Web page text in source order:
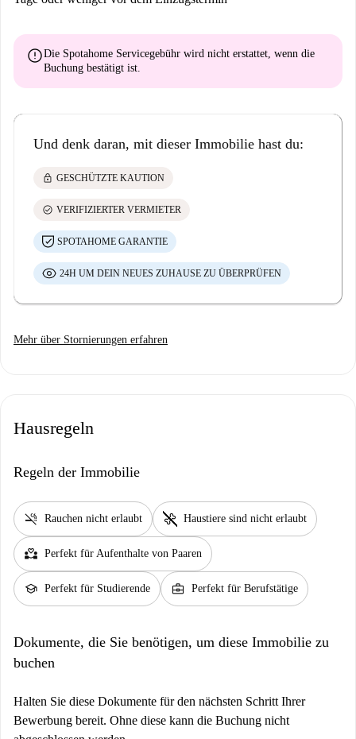
errorDie Spotahome Servicegebühr wird nicht erstattet, wenn die
Buchung bestätigt ist.
Und denk daran, mit dieser Immobilie hast du:
lock GESCHÜTZTE KAUTION
check_circle VERIFIZIERTER VERMIETER
SPOTAHOME GARANTIE
24H UM DEIN NEUES ZUHAUSE ZU ÜBERPRÜFEN
Mehr über Stornierungen erfahren
Hausregeln
Regeln der Immobilie
smoke_free Rauchen nicht erlaubt pet_supplies Haustiere sind nicht erlaubt
partner_heart Perfekt für Aufenthalte von Paaren
school Perfekt für Studierende business_center Perfekt für Berufstätige
Dokumente, die Sie benötigen, um diese Immobilie zu
buchen
Halten Sie diese Dokumente für den nächsten Schritt Ihrer
Bewerbung bereit. Ohne diese kann die Buchung nicht